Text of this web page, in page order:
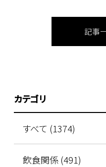
記事
カテゴリ
すべて (1374)
飲食関係 (491)